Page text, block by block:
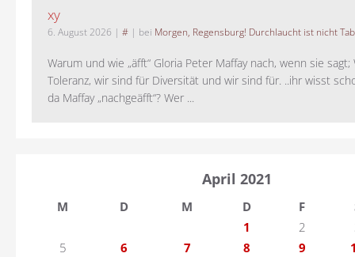
xy
6. August 2026 | # | bei Morgen, Regensburg! Durchlaucht ist nicht
Warum und wie „äfft“ Gloria Peter Maffay nach, wenn sie
Toleranz, wir sind für Diversität und wir sind für. ..ihr wisst
da Maffay „nachgeäfft“? Wer ...
April 2021
M D M D F
1
2
5
6 7 8 9